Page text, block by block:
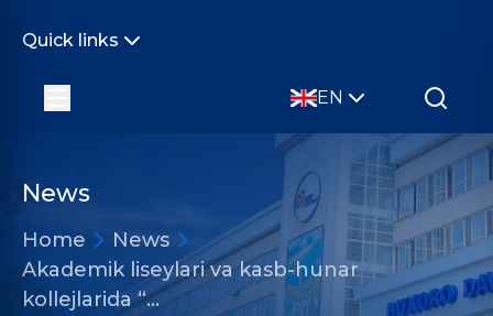
Quick links
EN
News
Home
News
Akademik liseylari va kasb-hunar
kollejlarida “…